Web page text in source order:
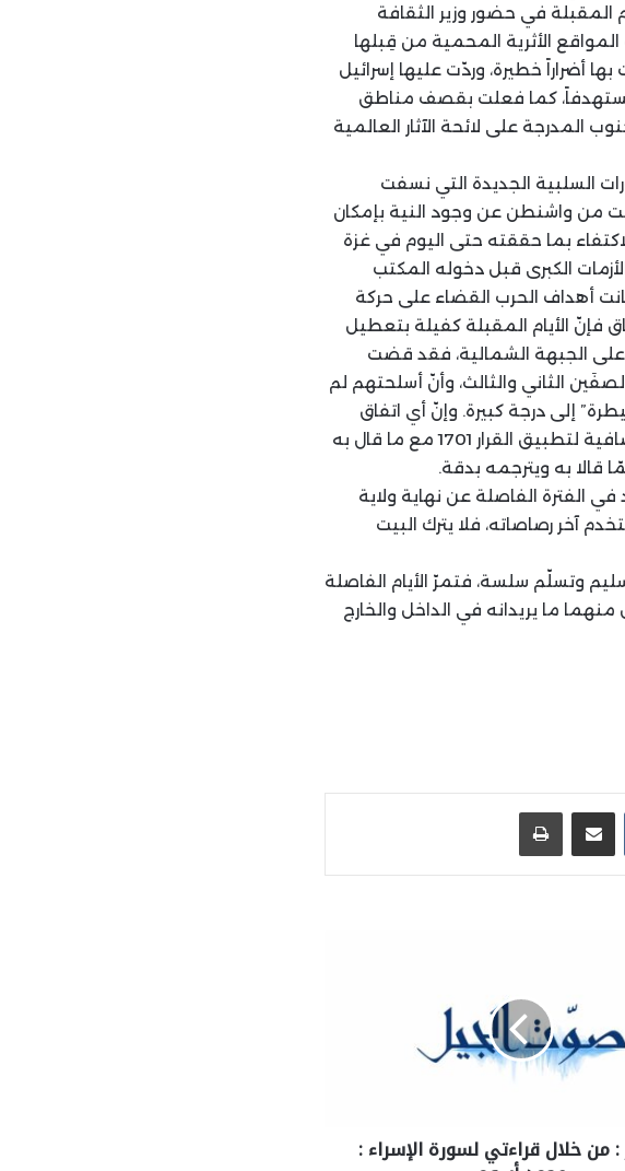
المقبلة في حضور وزير الثقافة
الأثرية المحمية من قِبلها
أضراراً خطيرة، وردّت عليها إسرائيل
كما فعلت بقصف مناطق
المدرجة على لائحة الآثار العالمية
السلبية الجديدة التي نسفت
من واشنطن عن وجود النية بإمكان
بما حققته حتى اليوم في غزة
الكبرى قبل دخوله المكتب
أهداف الحرب القضاء على حركة
الأيام المقبلة كفيلة بتعطيل
الجبهة الشمالية، فقد قضت
الثاني والثالث، وأنّ أسلحتهم لم
إلى درجة كبيرة. وإنّ أي اتفاق
تدعمه لجنة مراقبة يتمثل فيها الأميركي والفرنسي توفّر ضمانات إضافية لتطبيق القرار 1701 مع ما قال به
الفترة الفاصلة عن نهاية ولاية
آخر رصاصاته، فلا يترك البيت
وتسلّم سلسة، فتمرّ الأيام الفاصلة
ما يريدانه في الداخل والخارج
مشاركة عبر البريد طباعة
: من خلال قراءتي لسورة الإسراء :